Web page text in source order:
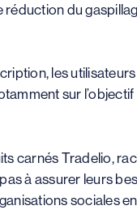
du
les
sur
carnés Tradelio,
à assurer leurs
sociales